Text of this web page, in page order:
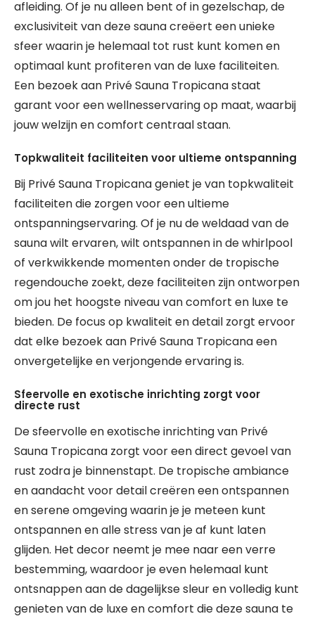
afleiding. Of je nu alleen bent of in gezelschap, de
exclusiviteit van deze sauna creëert een unieke
sfeer waarin je helemaal tot rust kunt komen en
optimaal kunt profiteren van de luxe faciliteiten.
Een bezoek aan Privé Sauna Tropicana staat
garant voor een wellnesservaring op maat, waarbij
jouw welzijn en comfort centraal staan.
Topkwaliteit faciliteiten voor ultieme ontspanning
Bij Privé Sauna Tropicana geniet je van topkwaliteit
faciliteiten die zorgen voor een ultieme
ontspanningservaring. Of je nu de weldaad van de
sauna wilt ervaren, wilt ontspannen in de whirlpool
of verkwikkende momenten onder de tropische
regendouche zoekt, deze faciliteiten zijn ontworpen
om jou het hoogste niveau van comfort en luxe te
bieden. De focus op kwaliteit en detail zorgt ervoor
dat elke bezoek aan Privé Sauna Tropicana een
onvergetelijke en verjongende ervaring is.
Sfeervolle en exotische inrichting zorgt voor
directe rust
De sfeervolle en exotische inrichting van Privé
Sauna Tropicana zorgt voor een direct gevoel van
rust zodra je binnenstapt. De tropische ambiance
en aandacht voor detail creëren een ontspannen
en serene omgeving waarin je je meteen kunt
ontspannen en alle stress van je af kunt laten
glijden. Het decor neemt je mee naar een verre
bestemming, waardoor je even helemaal kunt
ontsnappen aan de dagelijkse sleur en volledig kunt
genieten van de luxe en comfort die deze sauna te